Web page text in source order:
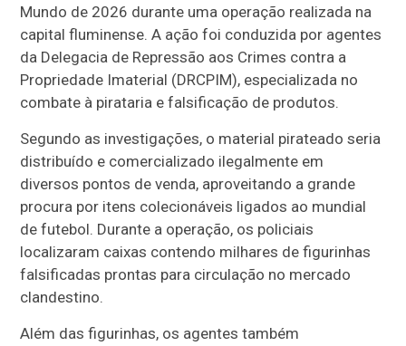
Mundo de 2026 durante uma operação realizada na
capital fluminense. A ação foi conduzida por agentes
da Delegacia de Repressão aos Crimes contra a
Propriedade Imaterial (DRCPIM), especializada no
combate à pirataria e falsificação de produtos.
Segundo as investigações, o material pirateado seria
distribuído e comercializado ilegalmente em
diversos pontos de venda, aproveitando a grande
procura por itens colecionáveis ligados ao mundial
de futebol. Durante a operação, os policiais
localizaram caixas contendo milhares de figurinhas
falsificadas prontas para circulação no mercado
clandestino.
Além das figurinhas, os agentes também